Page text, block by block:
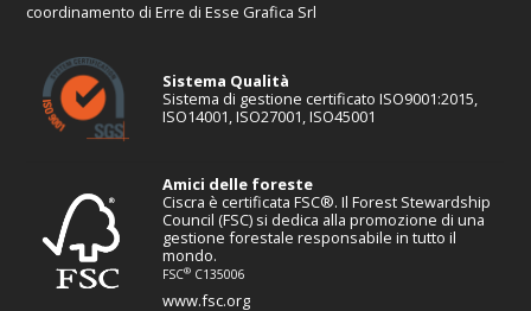
coordinamento di Erre di Esse Grafica Srl
Sistema Qualità
Sistema di gestione certificato ISO9001:2015,
ISO14001, ISO27001, ISO45001
Amici delle foreste
Ciscra è certificata FSC®. Il Forest Stewardship
Council (FSC) si dedica alla promozione di una
gestione forestale responsabile in tutto il
mondo.
FSC® C135006
www.fsc.org